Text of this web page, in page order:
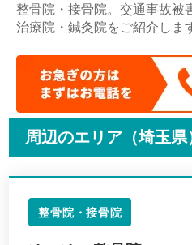
整骨院・接骨院。交通事故被
治療院・鍼灸院をご紹介しま
周辺のエリア（埼玉県
整骨院・接骨院